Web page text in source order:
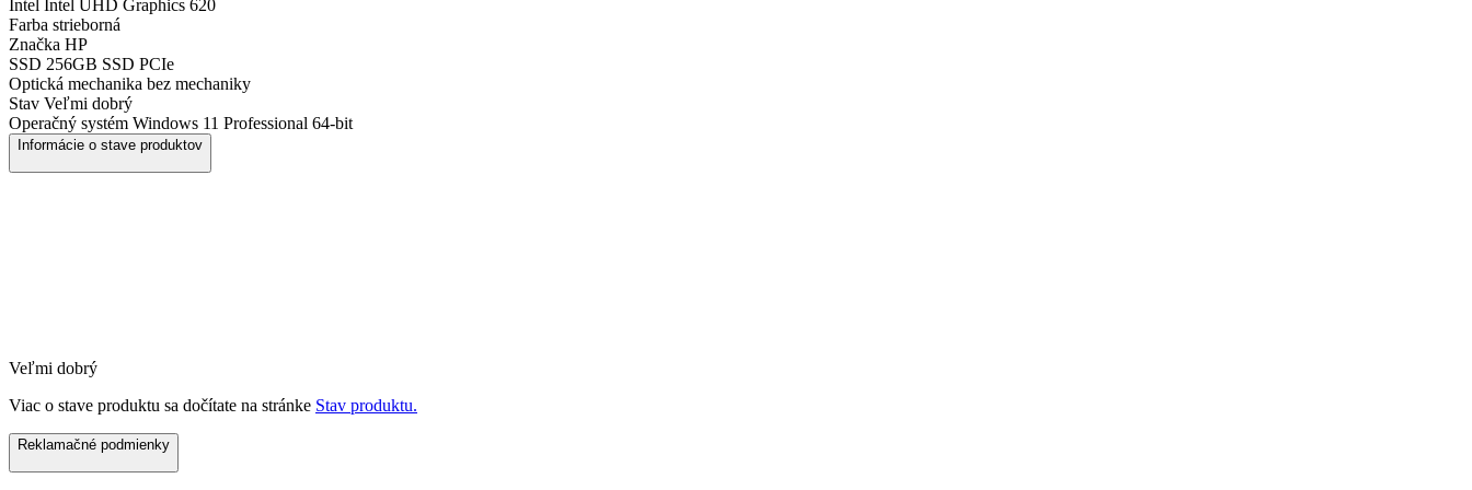
Intel
Intel UHD Graphics 620
Farba strieborná
Značka HP
SSD 256GB SSD PCIe
Optická mechanika bez mechaniky
Stav Veľmi dobrý
Operačný systém Windows 11 Professional 64-bit
Informácie o stave produktov
Veľmi dobrý
Viac o stave produktu sa dočítate na stránke Stav produktu.
Reklamačné podmienky